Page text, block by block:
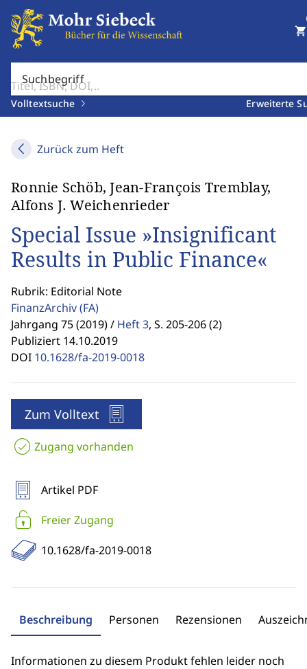
Suchbegriff
Volltextsuche Erweiterte
shopping_cart
Zurück zum Heft
Ronnie Schöb, Jean-François Tremblay,
Alfons J. Weichenrieder
Special Issue »Insignificant
Results in Public Finance«
Rubrik: Editorial Note
FinanzArchiv(FA)
Jahrgang 75 (2019) / Heft 3, S. 205-206 (2)
Publiziert 14.10.2019
DOI 10.1628/fa-2019-0018
Zum Volltext
Zugang vorhanden
Artikel PDF
Freier Zugang
10.1628/fa-2019-0018
Beschreibung Personen Rezensionen
Informationen zu diesem Produkt fehlen leider noch